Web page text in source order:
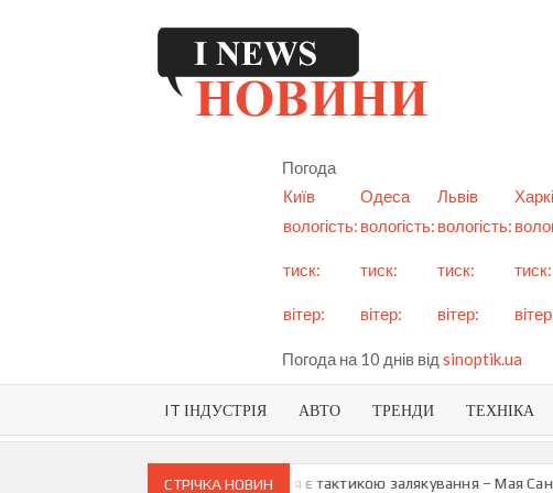
Погода
Київ
Одеса Львів
вологість:
тиск:
вітер:
вологість:
тиск:
вітер:
вологість:
тиск:
вітер:
тиск:
Погода на 10 днів від sinoptik.ua
IT ІНДУСТРІЯ АВТО ТРЕНДИ ТЕХНІКА
СТРІЧКА НОВИН
про можливу анексію Придністров’я є тактикою залякування – Мая Санду